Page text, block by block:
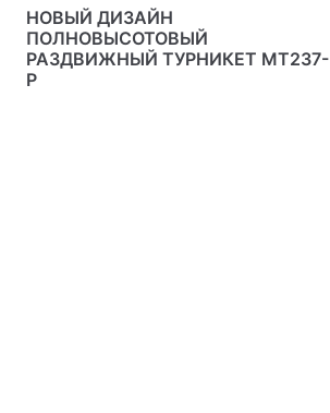
НОВЫЙ ДИЗАЙН
ПОЛНОВЫСОТОВЫЙ
РАЗДВИЖНЫЙ ТУРНИКЕТ MT237-
P